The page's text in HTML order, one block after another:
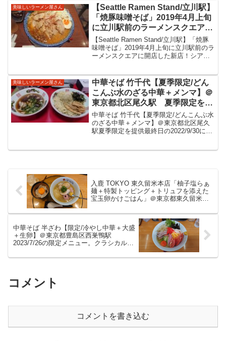
金龍2021年6月1日に神田司町（淡路町
駅・小川町駅・新御茶...
美味しいラーメン屋さん
【Seattle Ramen Stand/立川駅】
「焼豚味噌そば」2019年4月上旬
に立川駅前のラーメンスクエアに
開店した新店！シアトルラーメン
スタンドさんで味噌ラーメンをい
ただいてきました。
【Seattle Ramen Stand/立川駅】「焼豚
味噌そば」2019年4月上旬に立川駅前のラ
ーメンスクエアに開店した新店！シアト
際は多摩モノレール立川南駅前です...
美味しいラーメン屋さん
中華そば 竹千代【夏季限定/どん
こんぶ水のざる中華＋メンマ】＠
東京都北区尾久駅 夏季限定を提
供最終日の2022/9/30に間に合い
ました。酸味も感じますが。優し
い味わいのスープながら旨味が重
ました。
中華そば 竹千代【夏季限定/どんこんぶ水
のざる中華＋メンマ】＠東京都北区尾久
駅夏季限定を提供最終日の2022/9/30に間
入鹿 TOKYO 東久留米本店「柚子塩らぁ
麺＋特製トッピング＋トリュフを添えた
宝玉卵かけごはん」＠東京都東久留米市
本店さん。ミシュラン掲載でますます人
気の美味しいラーメンをいただきまし
た。
中華そば 半ざわ【限定/冷やし中華＋大盛
＋生卵】＠東京都豊島区西巣鴨駅
2023/7/26の限定メニュー。クラシカルス
い。奇をてらう訳では無く王道冷やし中
コメント
コメントを書き込む